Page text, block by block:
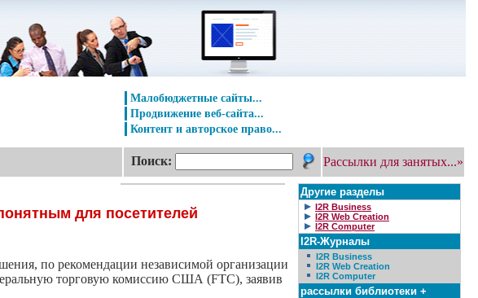
Малобюджетные сайты...
Продвижение веб-сайта...
Контент и авторское право...
Поиск: Рассылки для занятых...»
для посетителей
по рекомендации независимой организации
торговую комиссию США (FTC), заявив
Другие разделы
I2R Business
I2R Web Creation
I2R Computer
I2R-Журналы
I2R Business
I2R Web Creation
I2R Computer
рассылки библиотеки +